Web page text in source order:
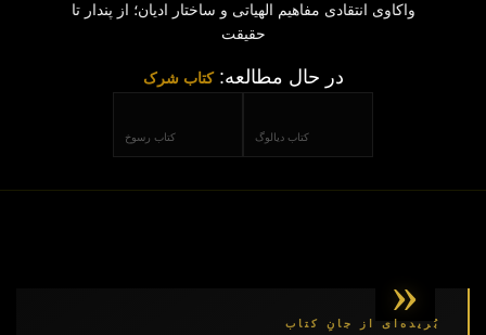
واکاوی انتقادی مفاهیم الهیاتی و ساختار ادیان؛ از پندار تا
حقیقت
در حال مطالعه:کتاب شرک
کتاب دیالوگ کتاب رسوخ
«
بُریده‌ای از جانِ کتاب